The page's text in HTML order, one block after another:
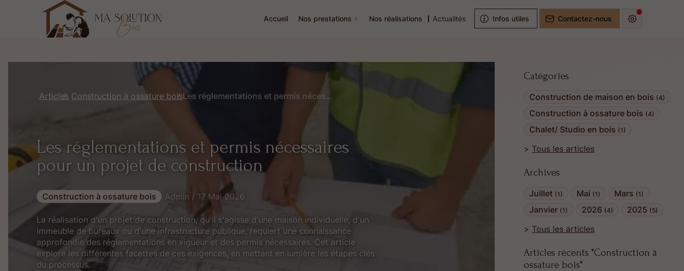
Accueil Nos prestations Nos réalisations Actualités Infos utiles Contactez-nous
Catégories
Construction de maison en bois (4)
Construction à ossature bois (4)
Chalet/ Studio en bois (1)
Tous les articles
Archives
Juillet (1) Mai (1) Mars (1)
Janvier (1) 2026 (4) 2025 (5)
Tous les articles
Articles récents "Construction à
ossature bois"
Articles Construction à ossature bois Les réglementations et permis nécessaires pour un projet de construction
Les réglementations et permis nécessaires
pour un projet de construction
Construction à ossature bois Admin / 17 Mai 2026
La réalisation d'un projet de construction, qu'il s'agisse d'une maison individuelle, d'un
immeuble de bureaux ou d'une infrastructure publique, requiert une connaissance
approfondie des réglementations en vigueur et des permis nécessaires. Cet article
explore les différentes facettes de ces exigences, en mettant en lumière les étapes clés
du processus.